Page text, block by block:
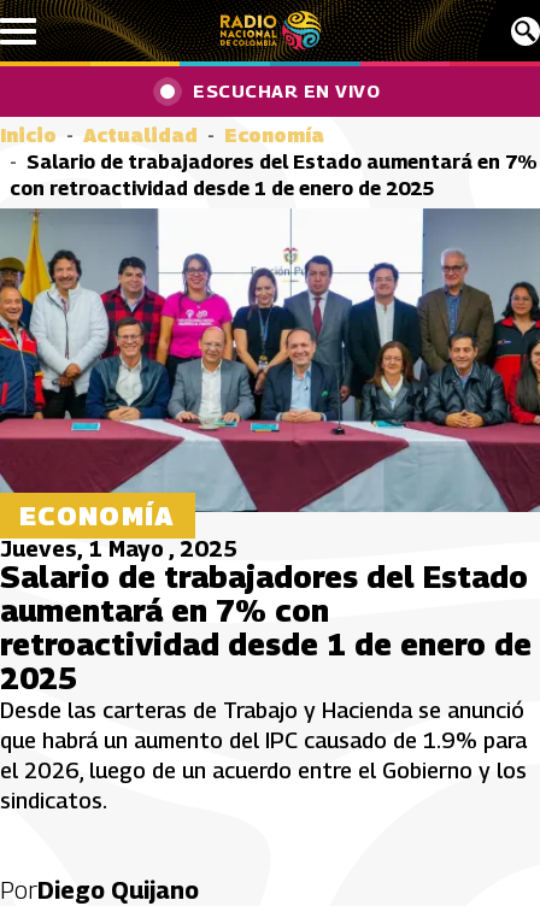
Pasar al contenido principal
ESCUCHAR EN VIVO
Inicio Actualidad
Economía
Salario de trabajadores del Estado aumentará en 7%
con retroactividad desde 1 de enero de 2025
ECONOMÍA
Jueves, 1 Mayo , 2025
Salario de trabajadores del Estado
aumentará en 7% con
retroactividad desde 1 de enero de
2025
Desde las carteras de Trabajo y Hacienda se anunció
que habrá un aumento del IPC causado de 1.9% para
el 2026, luego de un acuerdo entre el Gobierno y los
sindicatos.
PorDiego Quijano